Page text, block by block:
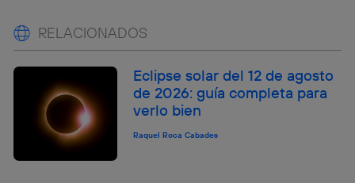
RELACIONADOS
Eclipse solar del 12 de agosto
de 2026: guía completa para
verlo bien
Raquel Roca Cabades